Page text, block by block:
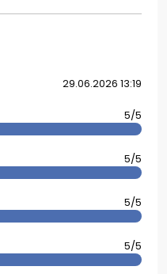
29.06.2026 13:19
5/5
5/5
5/5
5/5